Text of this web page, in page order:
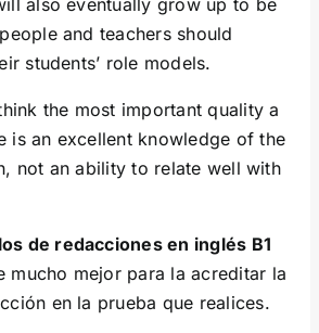
and teachers should
students’ role models.
the most important quality a
is an excellent knowledge of the
not an ability to relate well with
de redacciones en inglés B1
mucho mejor para la acreditar la
en la prueba que realices.